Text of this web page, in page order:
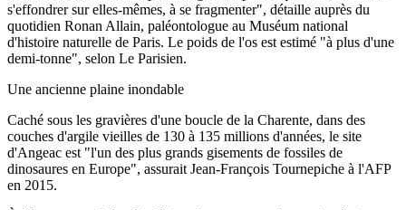
s'effondrer sur elles-mêmes, à se fragmenter", détaille auprès du
quotidien Ronan Allain, paléontologue au Muséum national
d'histoire naturelle de Paris. Le poids de l'os est estimé "à plus d'une
demi-tonne", selon Le Parisien.
Une ancienne plaine inondable
Caché sous les gravières d'une boucle de la Charente, dans des
couches d'argile vieilles de 130 à 135 millions d'années, le site
d'Angeac est "l'un des plus grands gisements de fossiles de
dinosaures en Europe", assurait Jean-François Tournepiche à l'AFP
en 2015.